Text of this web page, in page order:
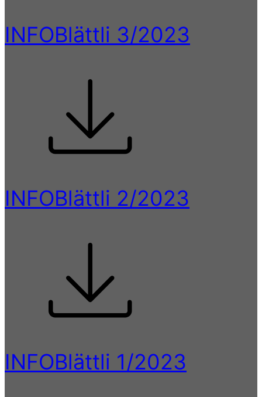
INFOBlättli 3/2023
INFOBlättli 2/2023
INFOBlättli 1/2023